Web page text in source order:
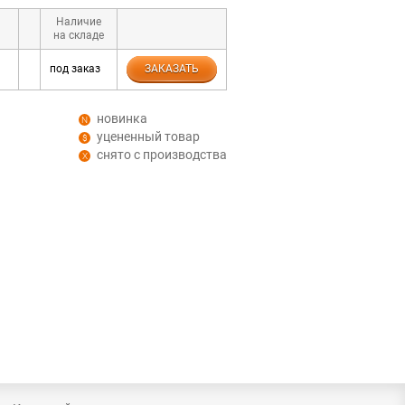
Наличие
на складе
под заказ ЗАКАЗАТЬ
новинка
уцененный товар
снято с производства